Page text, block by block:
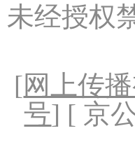
未经授权
[网上传
号] [ 京